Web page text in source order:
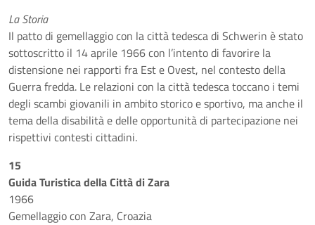
La Storia
Il patto di gemellaggio con la città tedesca di Schwerin è stato
sottoscritto il 14 aprile 1966 con l’intento di favorire la
distensione nei rapporti fra Est e Ovest, nel contesto della
Guerra fredda. Le relazioni con la città tedesca toccano i temi
degli scambi giovanili in ambito storico e sportivo, ma anche il
tema della disabilità e delle opportunità di partecipazione nei
rispettivi contesti cittadini.
15
Guida Turistica della Città di Zara
1966
Gemellaggio con Zara, Croazia